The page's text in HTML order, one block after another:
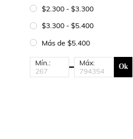
$2.300 - $3.300
$3.300 - $5.400
Más de $5.400
Mín.: Máx: Ok